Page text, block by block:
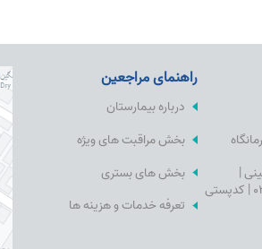
|
تلفن:03531650000 | کدپستی
راهنمای مراجعین
درباره بیمارستان
بخش مراقبت های ویژه
بخش های بستری
تعرفه خدمات و هزینه ها